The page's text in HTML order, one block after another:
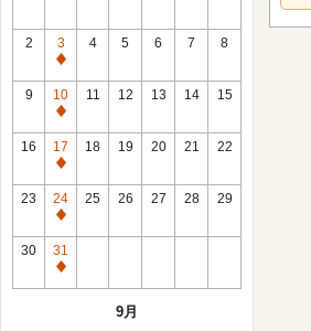
2
3
休
館
日
4 5 6 7 8
9
10
休
館
日
11 12 13 14 15
16
17
休
館
日
18 19 20 21 22
23
24
休
館
日
25 26 27 28 29
30
31
休
9月